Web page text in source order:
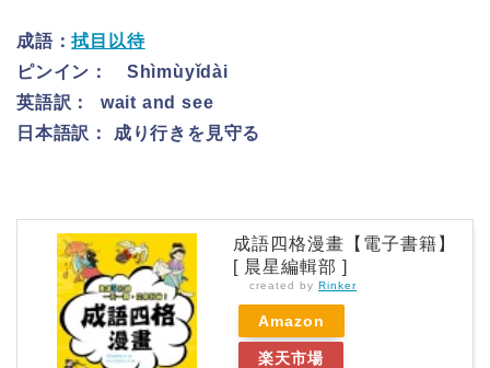
成語：拭目以待
ピンイン： Shìmùyǐdài
英語訳： wait and see
日本語訳： 成り行きを見守る
成語四格漫畫【電子書籍】
[ 晨星編輯部 ]
created by Rinker
Amazon
楽天市場